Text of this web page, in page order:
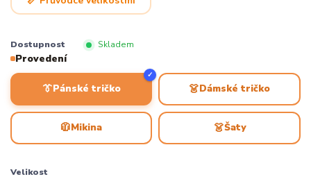
Dostupnost Skladem
Provedení
👔Pánské tričko
✓
👗Dámské tričko
🧥Mikina 👗Šaty
Velikost